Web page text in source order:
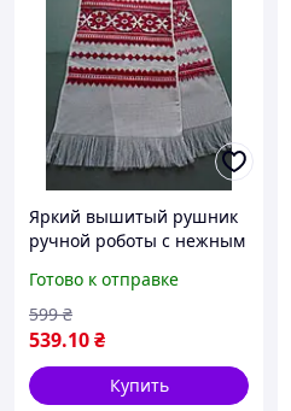
Яркий вышитый рушник
ручной роботы с нежным
Готово к отправке
539.10₴
599 ₴
Купить